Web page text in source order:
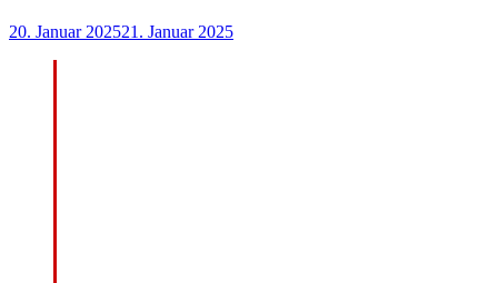
20. Januar 202521. Januar 2025